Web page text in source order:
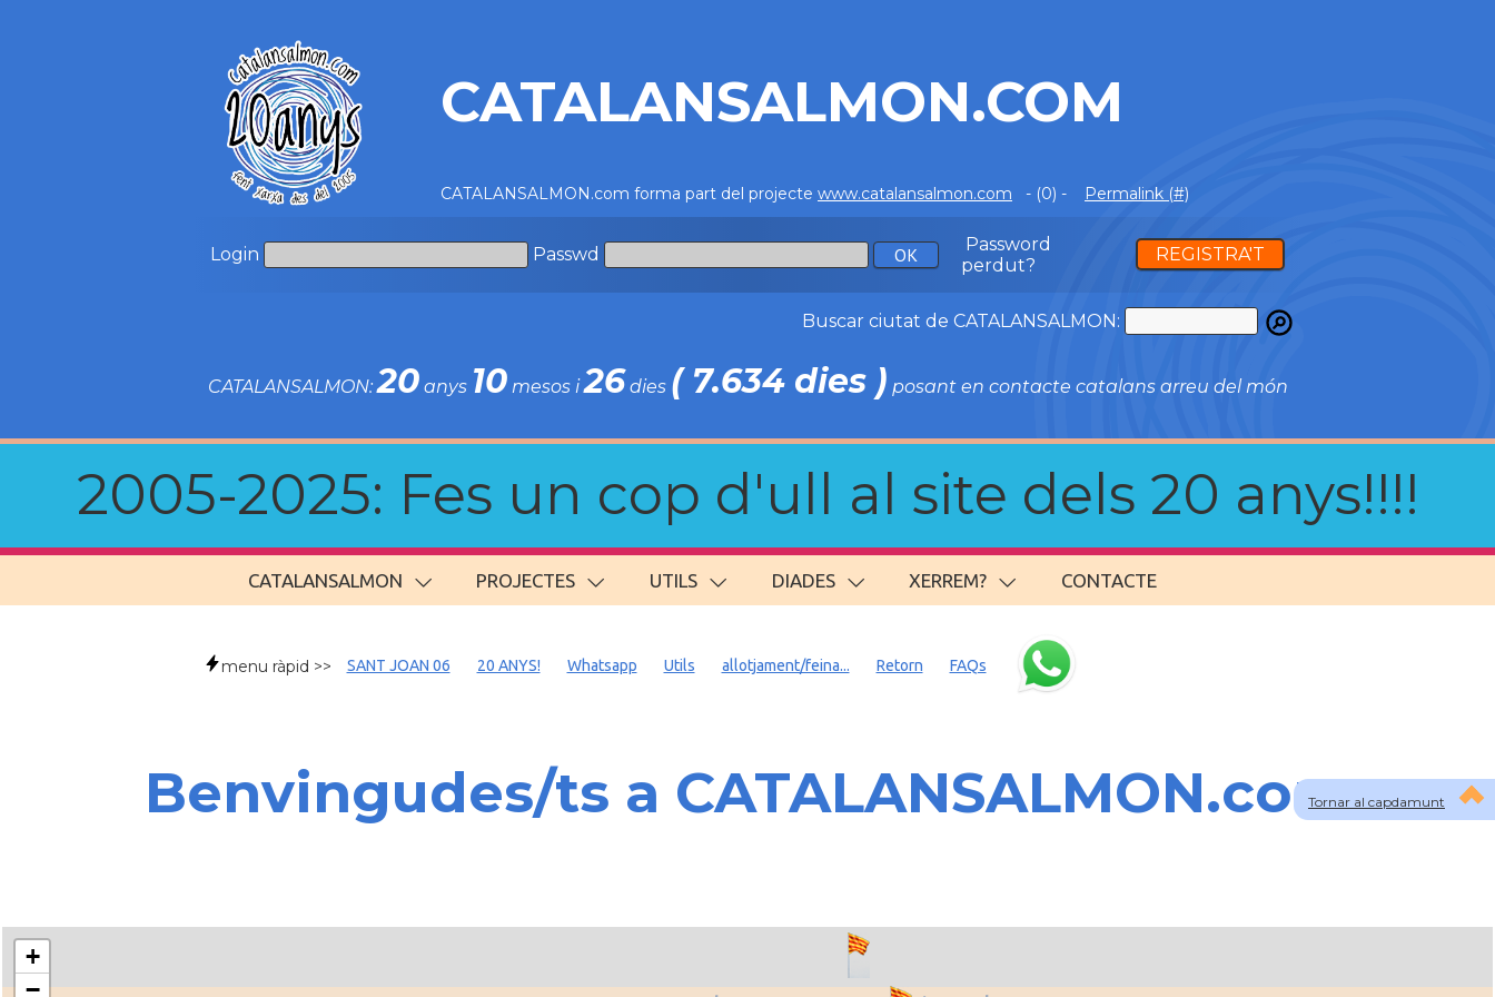
CATALANSALMON.COM
CATALANSALMON.com forma part del projecte www.catalansalmon.com - (0) - Permalink (#)
Login Passwd
Password
perdut?
REGISTRA'T
Buscar ciutat de CATALANSALMON:
CATALANSALMON:20anys 10mesos i26dies ( 7.634 dies ) posant en contacte catalans arreu del món
2005-2025: Fes un cop d'ull al site dels 20 anys!!!!
CATALANSALMON PROJECTES UTILS DIADES XERREM? CONTACTE
Tornar al capdamunt
menu ràpid >> SANT JOAN 06 20 ANYS! Whatsapp Utils allotjament/feina... Retorn FAQs
Benvingudes/ts a CATALANSALMON.com
+
−